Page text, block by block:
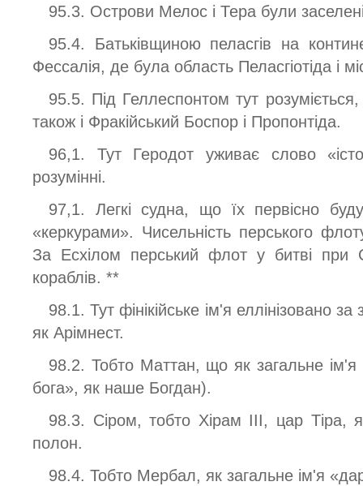
95.3. Острови Мелос і Тера були
95.4. Батьківщиною пеласгів на
Фессалія, де була область Пеласгіотіда і
95.5. Під Геллеспонтом тут
також і Фракійський Боспор і Пропонтіда.
96,1. Тут Геродот уживає слово
розумінні.
97,1. Легкі судна, що їх первісно
«керкурами». Чисельність перського
За Есхілом перський флот у битві при
кораблів. **
98.1. Тут фінікійське ім'я еллінізовано
як Арімнест.
98.2. Тобто Маттан, що як загальне
бога», як наше Богдан).
98.3. Сіром, тобто Хірам III, цар Тіра,
полон.
98.4. Тобто Мербал, як загальне ім'я